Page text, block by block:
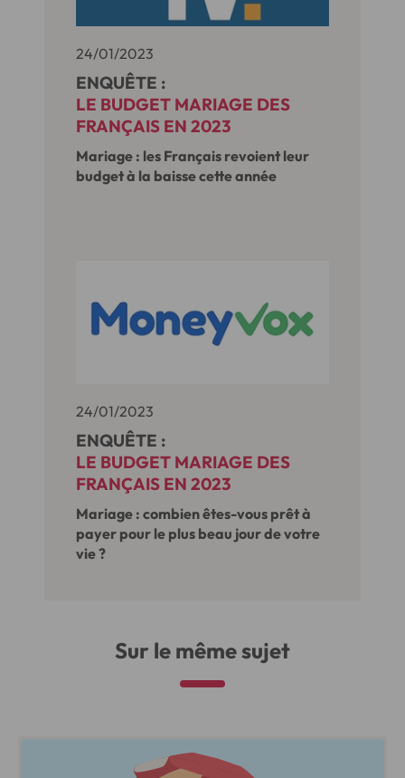
24/01/2023
ENQUÊTE :
LE BUDGET MARIAGE DES
FRANÇAIS EN 2023
Mariage : les Français revoient leur
budget à la baisse cette année
24/01/2023
ENQUÊTE :
LE BUDGET MARIAGE DES
FRANÇAIS EN 2023
Mariage : combien êtes-vous prêt à
payer pour le plus beau jour de votre
vie ?
Sur le même sujet